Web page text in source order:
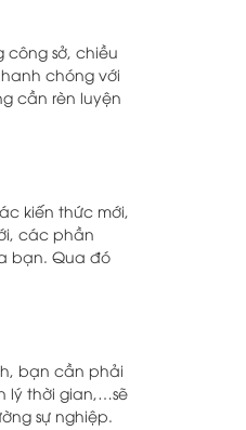
sở, chiều
chóng với
cần rèn luyện
kiến thức mới,
các phần
bạn. Qua đó
bạn cần phải
lý thời gian,…sẽ
sự nghiệp.